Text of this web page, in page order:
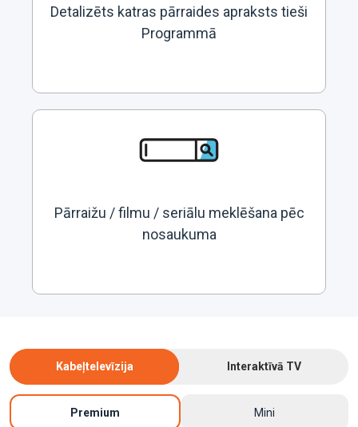
Detalizēts katras pārraides apraksts tieši
Programmā
Pārraižu / filmu / seriālu meklēšana pēc
nosaukuma
Kabeļtelevīzija Interaktīvā TV
Premium Mini